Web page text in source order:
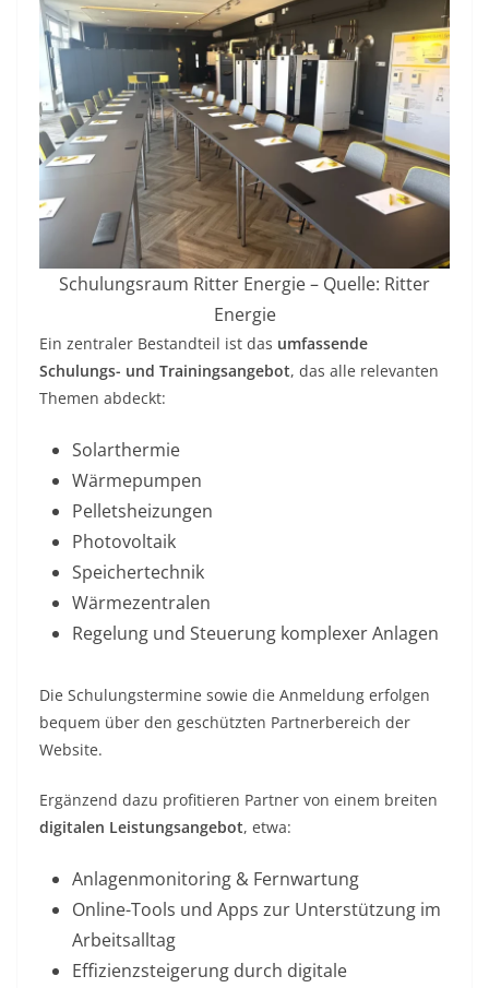
Schulungsraum Ritter Energie – Quelle: Ritter
Energie
Ein zentraler Bestandteil ist das umfassende
Schulungs- und Trainingsangebot, das alle relevanten
Themen abdeckt:
Solarthermie
Wärmepumpen
Pelletsheizungen
Photovoltaik
Speichertechnik
Wärmezentralen
Regelung und Steuerung komplexer Anlagen
Die Schulungstermine sowie die Anmeldung erfolgen
bequem über den geschützten Partnerbereich der
Website.
Ergänzend dazu profitieren Partner von einem breiten
digitalen Leistungsangebot, etwa:
Anlagenmonitoring & Fernwartung
Online-Tools und Apps zur Unterstützung im
Arbeitsalltag
Effizienzsteigerung durch digitale